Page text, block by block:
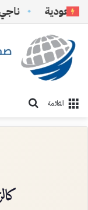
ناجي
القائمة